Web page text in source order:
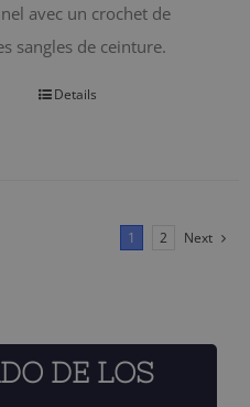
avec un crochet de
sangles de ceinture.
Details
1 2 Next
DE LOS